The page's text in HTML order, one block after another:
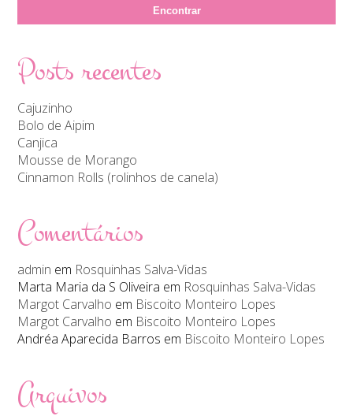
Posts recentes
Cajuzinho
Bolo de Aipim
Canjica
Mousse de Morango
Cinnamon Rolls (rolinhos de canela)
Comentários
admin em Rosquinhas Salva-Vidas
Marta Maria da S Oliveira em Rosquinhas Salva-Vidas
Margot Carvalho em Biscoito Monteiro Lopes
Margot Carvalho em Biscoito Monteiro Lopes
Andréa Aparecida Barros em Biscoito Monteiro Lopes
Arquivos